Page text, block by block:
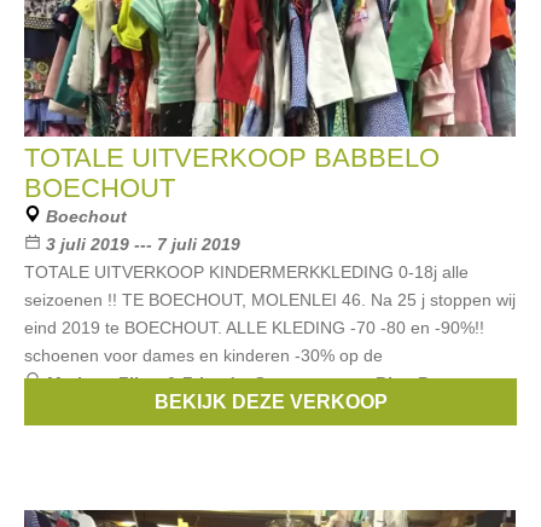
TOTALE UITVERKOOP BABBELO
BOECHOUT
Boechout
3 juli 2019 --- 7 juli 2019
TOTALE UITVERKOOP KINDERMERKKLEDING 0-18j alle
seizoenen !! TE BOECHOUT, MOLENLEI 46. Na 25 j stoppen wij
eind 2019 te BOECHOUT. ALLE KLEDING -70 -80 en -90%!!
schoenen voor dames en kinderen -30% op de
Merken:Filou & Friends,Scapa,strass,Blue Bay,
BEKIJK DEZE VERKOOP